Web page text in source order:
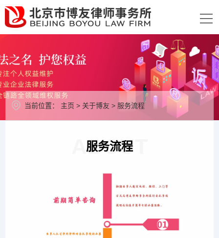
当前位置： 主页 > 关于博友 > 服务流程
ABOUT
服务流程